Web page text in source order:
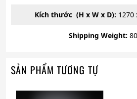
Kích thước (H x W x D): 1270
Shipping Weight:
SẢN PHẨM TƯƠNG TỰ